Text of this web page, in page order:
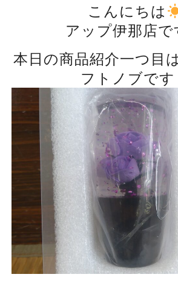
こんにちは
アップ伊那店で
本日の商品紹介一つ目
フトノブです